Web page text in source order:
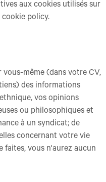
aux cookies utilisés sur
cookie policy.
même (dans votre CV,
des informations
vos opinions
ou philosophiques et
à un syndicat; de
concernant votre vie
faites, vous n'aurez aucun